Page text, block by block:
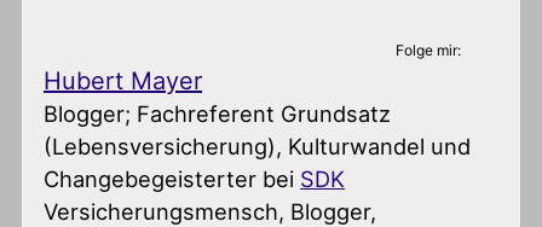
Folge mir:
Hubert Mayer
Blogger; Fachreferent Grundsatz
(Lebensversicherung), Kulturwandel und
Changebegeisterter bei SDK
Versicherungsmensch, Blogger,